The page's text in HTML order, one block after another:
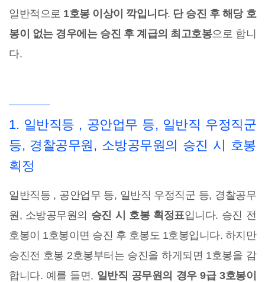
일반적으로 1호봉 이상이 깍입니다. 단 승진 후 해당 호
봉이 없는 경우에는 승진 후 계급의 최고호봉으로 합니
다.
1. 일반직등 , 공안업무 등, 일반직 우정직군
등, 경찰공무원, 소방공무원의 승진 시 호봉
획정
일반직등 , 공안업무 등, 일반직 우정직군 등, 경찰공무
원, 소방공무원의 승진 시 호봉 획정표입니다. 승진 전
호봉이 1호봉이면 승진 후 호봉도 1호봉입니다. 하지만
승진전 호봉 2호봉부터는 승진을 하게되면 1호봉을 감
합니다. 예를 들면, 일반직 공무원의 경우 9급 3호봉이